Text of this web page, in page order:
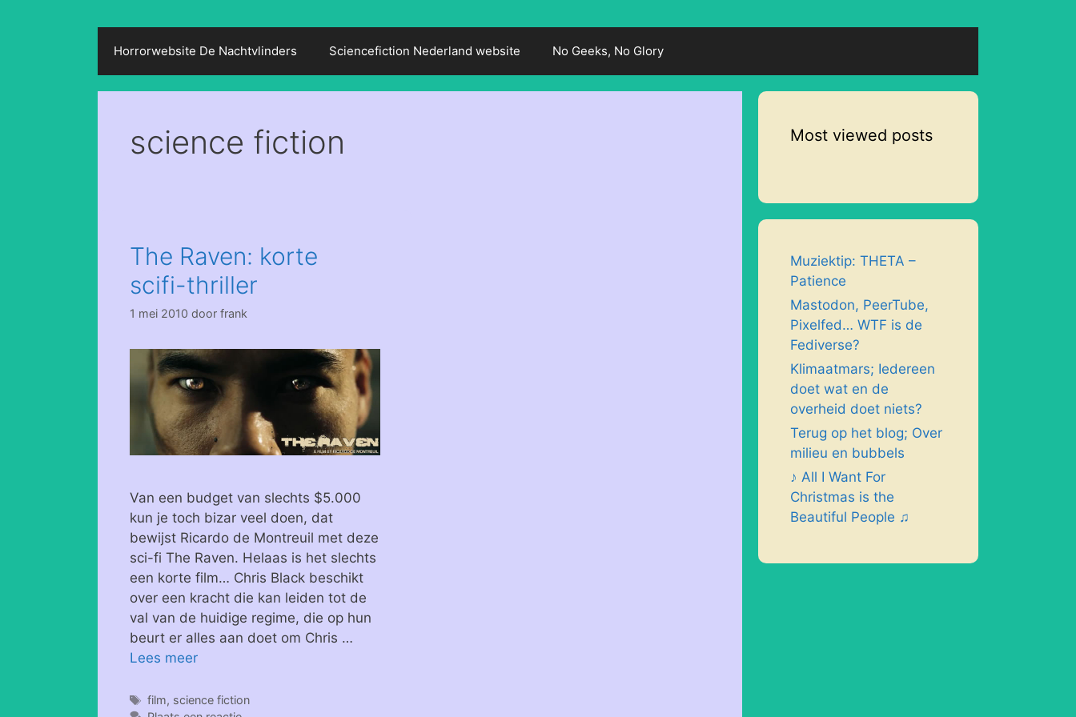
Horrorwebsite De Nachtvlinders Sciencefiction Nederland website No Geeks, No Glory
science fiction
The Raven: korte
scifi-thriller
1 mei 2010 door frank
Van een budget van slechts $5.000
kun je toch bizar veel doen, dat
bewijst Ricardo de Montreuil met deze
sci-fi The Raven. Helaas is het slechts
een korte film… Chris Black beschikt
over een kracht die kan leiden tot de
val van de huidige regime, die op hun
beurt er alles aan doet om Chris …
Lees meer
Tags
film, science fiction
Most viewed posts
Muziektip: THETA –
Patience
Mastodon, PeerTube,
Pixelfed… WTF is de
Fediverse?
Klimaatmars; Iedereen
doet wat en de
overheid doet niets?
Terug op het blog; Over
milieu en bubbels
♪ All I Want For
Christmas is the
Beautiful People ♫